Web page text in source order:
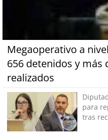
Megaoperativo a
656 detenidos y más
realizados
para
tras